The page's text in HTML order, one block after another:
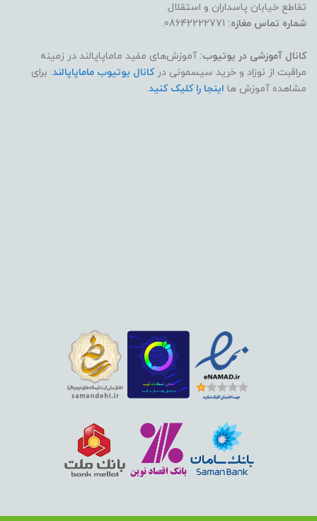
تقاطع خیابان پاسداران و استقلال.
شماره تماس مغازه:
کانال آموزشی در یوتیوب: آموزش‌های مفید ماماپاپالند در زمینه
مراقبت از نوزاد و خرید سیسمونی درکانال یوتیوب ماماپاپالند. برای
مشاهده آموزش ها اینجا را کلیک کنید.